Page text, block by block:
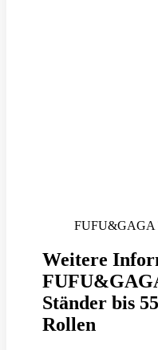
FUFU&GAGA
Weitere
Ständer bis
Rollen